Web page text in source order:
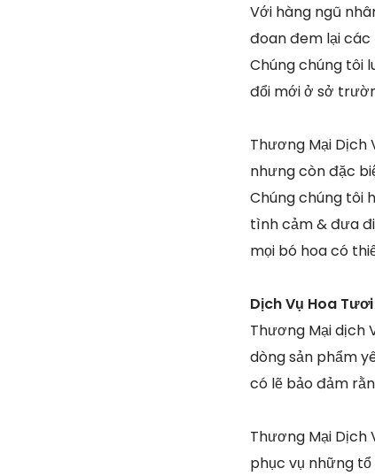
Với hàng ngũ
đoan đem lại các
Chúng chúng tôi
đổi mới ở sở
Thương Mại
nhưng còn đặc
Chúng chúng tôi
tình cảm & đưa
mọi bó hoa có
Dịch Vụ Hoa
Thương Mại dịch
dòng sản phẩm
có lẽ bảo đảm
Thương Mại
phục vụ những